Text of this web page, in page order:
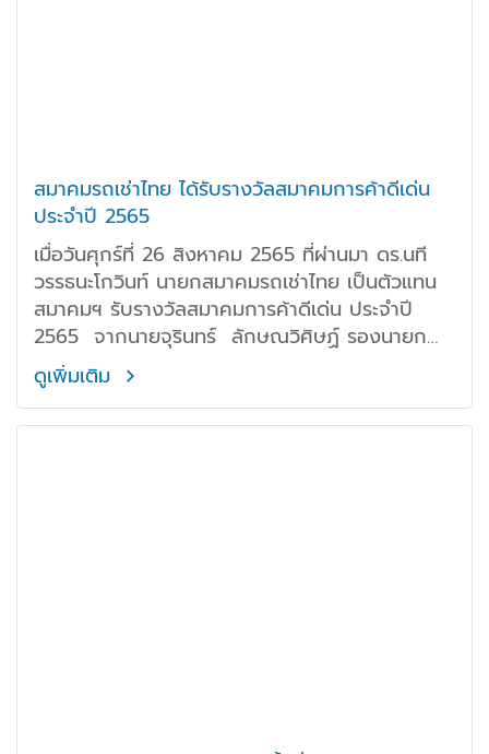
สมาคมรถเช่าไทย ได้รับรางวัลสมาคมการค้าดีเด่น
ประจำปี 2565
เมื่อวันศุกร์ที่ 26 สิงหาคม 2565 ที่ผ่านมา ดร.นที
วรรธนะโกวินท์ นายกสมาคมรถเช่าไทย เป็นตัวแทน
สมาคมฯ รับรางวัลสมาคมการค้าดีเด่น ประจำปี
2565 จากนายจุรินทร์ ลักษณวิศิษฏ์ รองนายก
รัฐมนตรีและรัฐมนตรีว่าการกระทรวงพาณิชย์
ดูเพิ่มเติม